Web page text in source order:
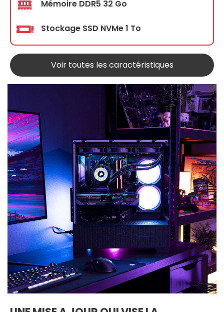
Mémoire DDR5 32 Go
Stockage SSD NVMe 1 To
Voir toutes les caractéristiques